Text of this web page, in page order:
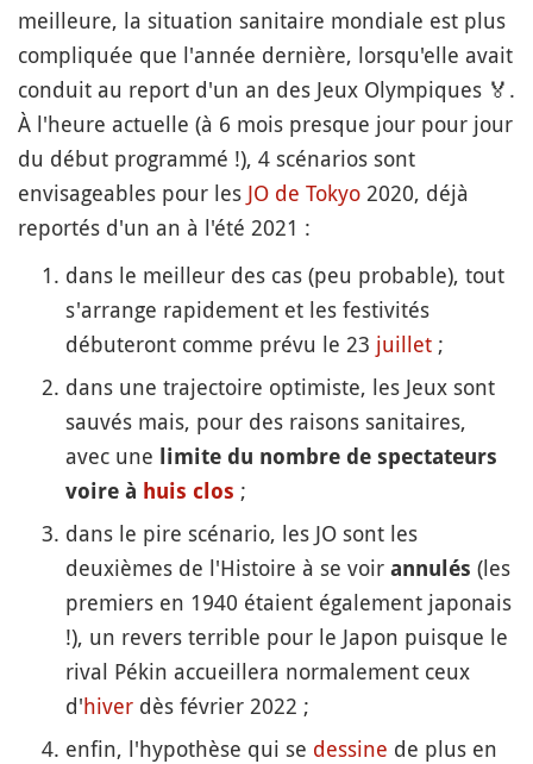
meilleure, la situation sanitaire mondiale est plus
compliquée que l'année dernière, lorsqu'elle avait
conduit au report d'un an des Jeux Olympiques 🏅 .
À l'heure actuelle (à 6 mois presque jour pour jour
du début programmé !), 4 scénarios sont
envisageables pour les JO de Tokyo 2020, déjà
reportés d'un an à l'été 2021 :
dans le meilleur des cas (peu probable), tout
s'arrange rapidement et les festivités
débuteront comme prévu le 23 juillet ;
dans une trajectoire optimiste, les Jeux sont
sauvés mais, pour des raisons sanitaires,
avec une
limite du nombre de spectateurs
voire à huis clos ;
dans le pire scénario, les JO sont les
deuxièmes de l'Histoire à se voir annulés (les
premiers en 1940 étaient également japonais
!), un revers terrible pour le Japon puisque le
rival Pékin accueillera normalement ceux
d'hiver dès février 2022 ;
enfin, l'hypothèse qui se dessine de plus en